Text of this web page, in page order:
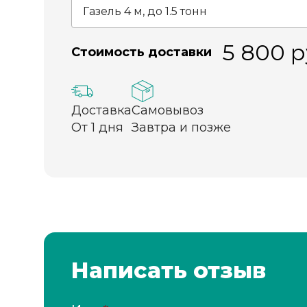
Стоимость доставки 5 800
Доставка
От 1 дня
Самовывоз
Завтра и позже
Написать отзыв